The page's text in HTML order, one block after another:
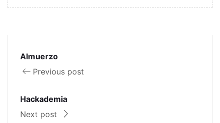
Almuerzo
Previous post
Hackademia
Next post